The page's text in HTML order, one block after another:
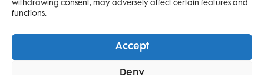
withdrawing consent, may adversely affect certain features and
functions.
Accept
Deny
Elle ProjectsElle Beauty AwardsElle Style Awards
4 IZDANJA
I 2 IZDANJA ELLE
DECORATIONA +